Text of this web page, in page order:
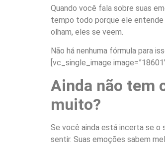
Quando você fala sobre suas
tempo todo porque ele entende
olham, eles se veem.
Não há nenhuma fórmula para
[vc_single_image
Ainda não tem
muito?
Se você ainda está incerta se o
sentir. Suas emoções sabem